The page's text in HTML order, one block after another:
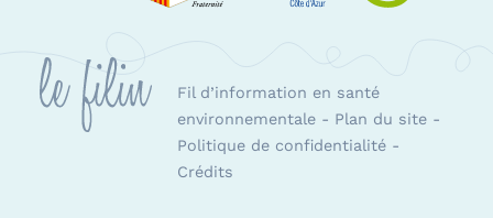
Fil d’information en santé
environnementale- Plan du site-
Politique de confidentialité-
Crédits